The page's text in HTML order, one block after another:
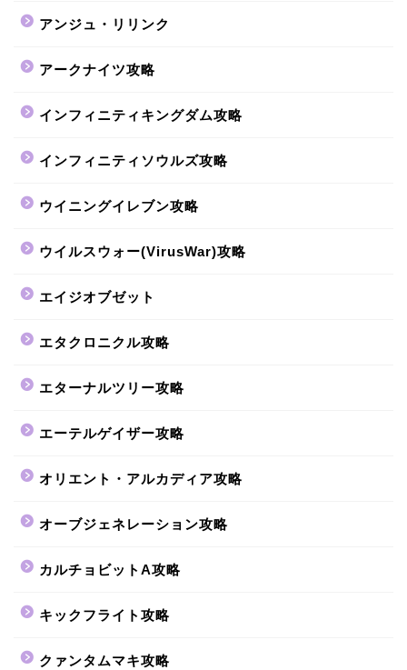
アンジュ・リリンク
アークナイツ攻略
インフィニティキングダム攻略
インフィニティソウルズ攻略
ウイニングイレブン攻略
ウイルスウォー(VirusWar)攻略
エイジオブゼット
エタクロニクル攻略
エターナルツリー攻略
エーテルゲイザー攻略
オリエント・アルカディア攻略
オーブジェネレーション攻略
カルチョビットA攻略
キックフライト攻略
クァンタムマキ攻略